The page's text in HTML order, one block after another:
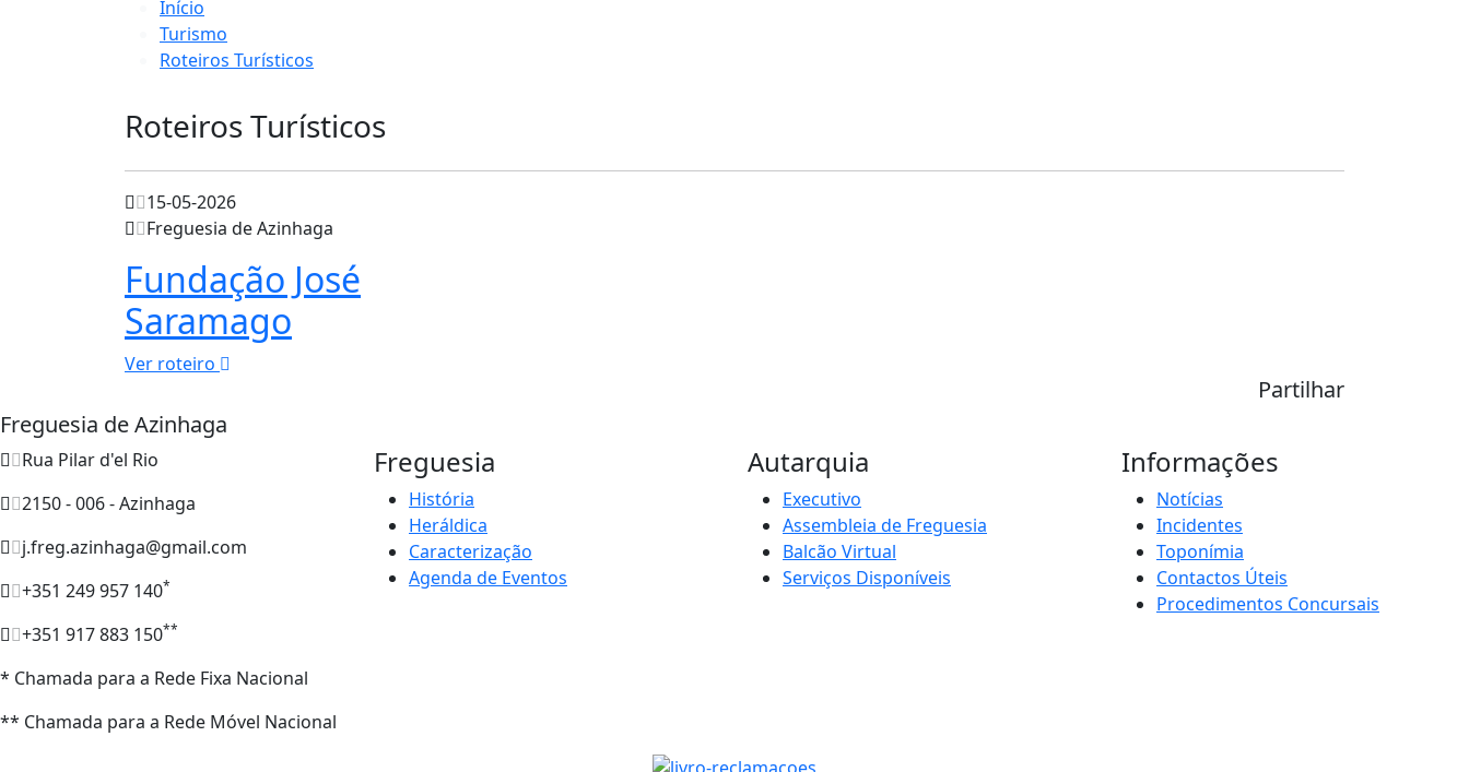
Início
Turismo
Roteiros Turísticos
Roteiros Turísticos
15-05-2026
Freguesia de Azinhaga
Fundação José
Saramago
Ver roteiro
Partilhar
Freguesia de Azinhaga
Rua Pilar d'el Rio
2150 - 006 - Azinhaga
j.freg.azinhaga@gmail.com
+351 249 957 140*
+351 917 883 150**
* Chamada para a Rede Fixa Nacional
** Chamada para a Rede Móvel Nacional
Freguesia
História
Heráldica
Caracterização
Agenda de Eventos
Autarquia
Executivo
Assembleia de Freguesia
Balcão Virtual
Serviços Disponíveis
Informações
Notícias
Incidentes
Toponímia
Contactos Úteis
Procedimentos Concursais